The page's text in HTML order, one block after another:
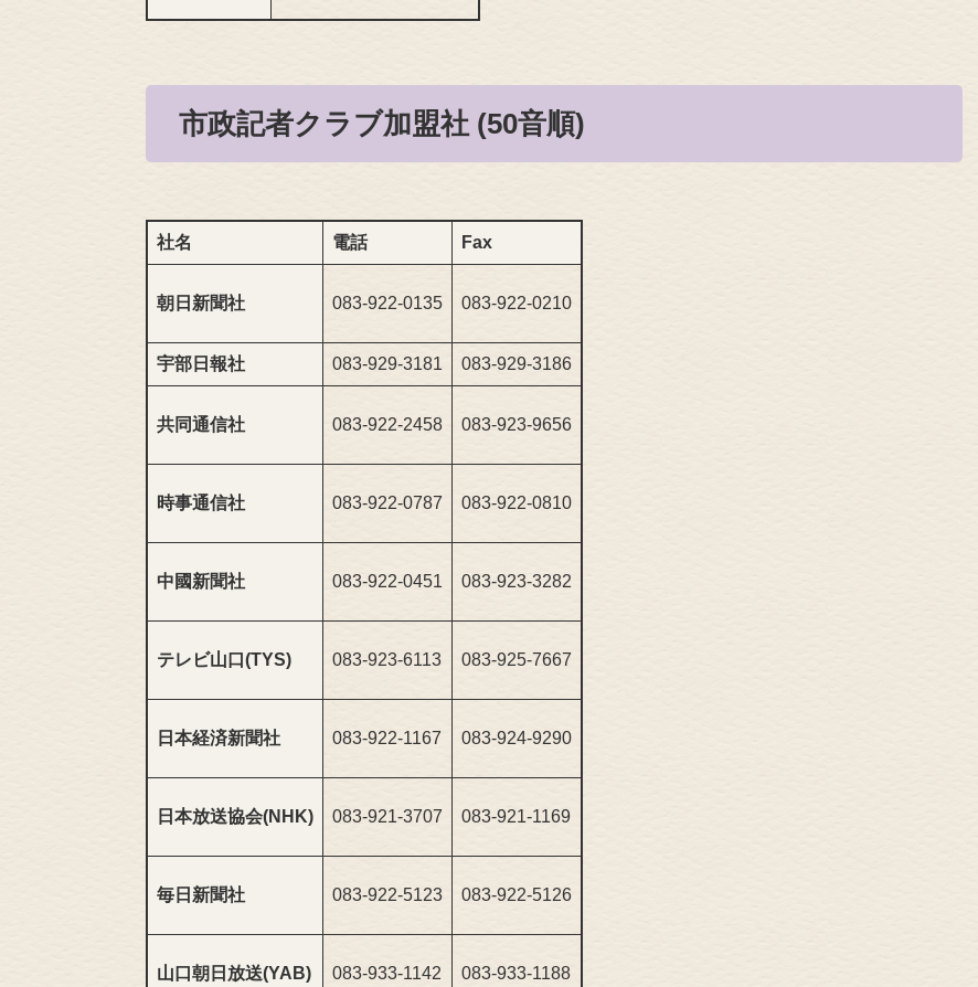
市政記者クラブ加盟社 (50音順)
社名 電話 Fax
朝日新聞社 083-922-0135 083-922-0210
宇部日報社 083-929-3181 083-929-3186
共同通信社 083-922-2458 083-923-9656
時事通信社 083-922-0787 083-922-0810
中國新聞社 083-922-0451 083-923-3282
テレビ山口(TYS) 083-923-6113 083-925-7667
日本経済新聞社 083-922-1167 083-924-9290
日本放送協会(NHK) 083-921-3707 083-921-1169
毎日新聞社 083-922-5123 083-922-5126
山口朝日放送(YAB) 083-933-1142 083-933-1188